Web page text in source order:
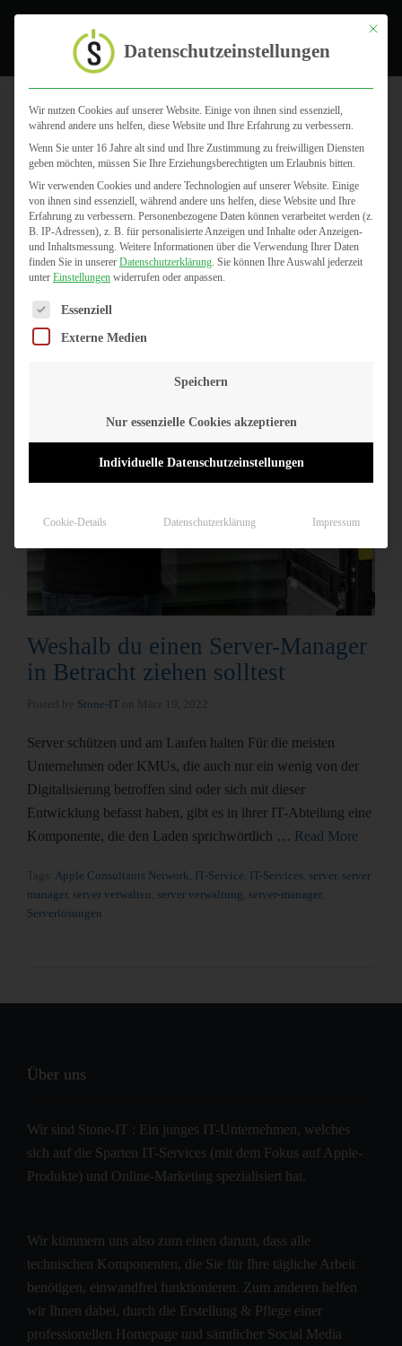
server
Weshalb du einen Server-Manager
in Betracht ziehen solltest
Stone-IT
Server schützen und am Laufen halten Für die meisten
Unternehmen oder KMUs, die auch nur ein wenig von der
Digitalisierung betroffen sind oder sich mit dieser
Entwicklung befasst haben, gibt es in ihrer IT-Abteilung eine
Komponente, die den Laden sprichwörtlich … Read More
Apple Consultants Network IT-Service IT-Services server, server
manager, server verwalten server verwaltung server-manager,
Serverlösungen
Über uns
Wir sind Stone-IT : Ein junges IT-Unternehmen, welches
sich auf die Sparten IT-Services (mit dem Fokus auf Apple-
Produkte) und Online-Marketing spezialisiert hat.
Wir kümmern uns also zum einen darum, dass alle
technischen Komponenten, die Sie für Ihre tägliche Arbeit
benötigen, einwandfrei funktionieren. Zum anderen helfen
wir Ihnen dabei, durch die Erstellung & Pflege einer
professionellen Homepage und sämtlicher Social Media
Mit
Datenschutzeinstellungen
Wir nutzen Cookies auf unserer Website. Einige von ihnen sind essenziell,
während andere uns helfen, diese Website und Ihre Erfahrung zu verbessern.
Wenn Sie unter 16 Jahre alt sind und Ihre Zustimmung zu freiwilligen Diensten
geben möchten, müssen Sie Ihre Erziehungsberechtigten um Erlaubnis bitten.
Wir verwenden Cookies und andere Technologien auf unserer Website. Einige
von ihnen sind essenziell, während andere uns helfen, diese Website und Ihre
Erfahrung zu verbessern. Personenbezogene Daten können verarbeitet werden (z.
B. IP-Adressen), z. B. für personalisierte Anzeigen und Inhalte oder Anzeigen-
und Inhaltsmessung. Weitere Informationen über die Verwendung Ihrer Daten
finden Sie in unserer Datenschutzerklärung. Sie können Ihre Auswahl jederzeit
unter Einstellungen widerrufen oder anpassen.
Es folgt eine Liste der Service-Gruppen, für die eine
Essenziell
Externe Medien
Speichern
Nur essenzielle Cookies akzeptieren
Individuelle Datenschutzeinstellungen
Cookie-Details Datenschutzerklärung Impressum